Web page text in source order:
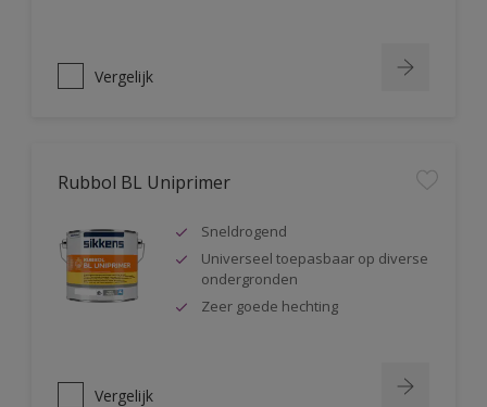
Vergelijk
Rubbol BL Uniprimer
Sneldrogend
Universeel toepasbaar op diverse
ondergronden
Zeer goede hechting
Vergelijk